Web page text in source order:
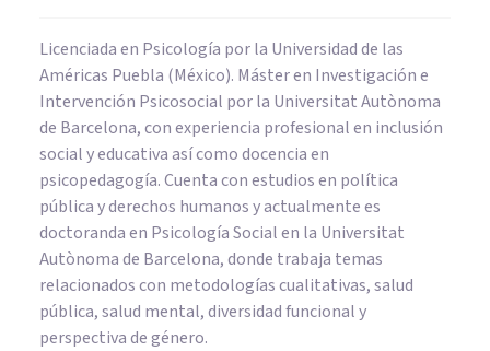
Licenciada en Psicología por la Universidad de las
Américas Puebla (México). Máster en Investigación e
Intervención Psicosocial por la Universitat Autònoma
de Barcelona, con experiencia profesional en inclusión
social y educativa así como docencia en
psicopedagogía. Cuenta con estudios en política
pública y derechos humanos y actualmente es
doctoranda en Psicología Social en la Universitat
Autònoma de Barcelona, donde trabaja temas
relacionados con metodologías cualitativas, salud
pública, salud mental, diversidad funcional y
perspectiva de género.